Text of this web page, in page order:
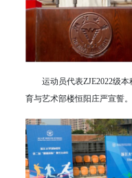
运动员代表ZJE2022级
育与艺术部楼恒阳庄严宣誓。